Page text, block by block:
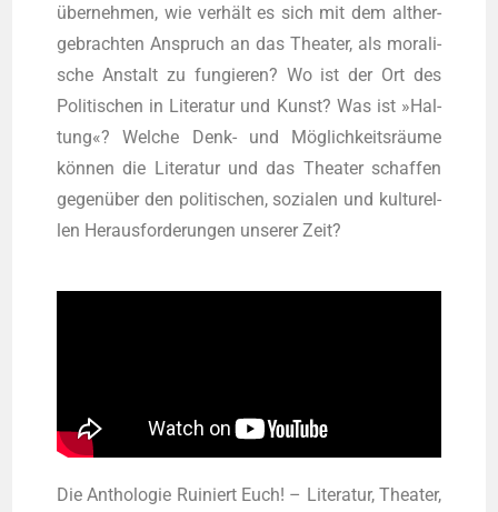
über­neh­men, wie ver­hält es sich mit dem alt­her­
ge­brach­ten Anspruch an das Thea­ter, als mora­li­
sche Anstalt zu fun­gie­ren? Wo ist der Ort des
Poli­ti­schen in Lite­ra­tur und Kunst? Was ist »Hal­
tung«? Wel­che Denk- und Mög­lich­keits­räu­me
kön­nen die Lite­ra­tur und das Thea­ter schaf­fen
gegen­über den poli­ti­schen, sozia­len und kul­tu­rel­
len Her­aus­for­de­run­gen unse­rer Zeit?
Die Antho­lo­gie Rui­niert Euch! – Lite­ra­tur, Thea­ter,